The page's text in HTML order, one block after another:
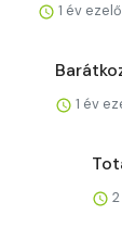
1 év
1 év